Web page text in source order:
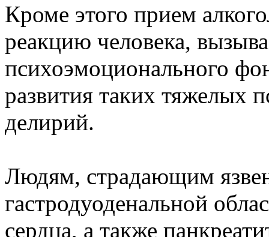
Кроме этого прием
реакцию человека,
психоэмоционального
развития таких тяжелых
делирий.
Людям, страдающим
гастродуоденальной
сердца, а также